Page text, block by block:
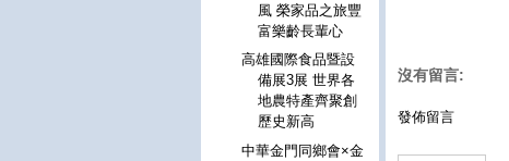
沒有留言:
發佈留言
風 榮家品之旅豐
富樂齡長輩心
高雄國際食品暨設
備展3展 世界各
地農特產齊聚創
歷史新高
中華金門同鄉會×金